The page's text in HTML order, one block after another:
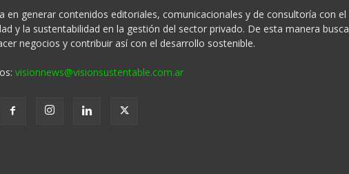
en generar contenidos editoriales, comunicacionales y de consultoría con el
y la sustentabilidad en la gestión del sector privado. De esta manera busca
negocios y contribuir así con el desarrollo sostenible.
visionnews@visionsustentable.com.ar